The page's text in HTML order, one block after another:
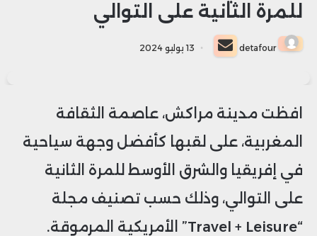
للمرة الثانية على التوالي
detafour
أرسل
بريدا
13 يوليو 2024
افظت مدينة مراكش، عاصمة الثقافة
المغربية، على لقبها كأفضل وجهة سياحية
في إفريقيا والشرق الأوسط للمرة الثانية
على التوالي، وذلك حسب تصنيف مجلة
“Travel + Leisure” الأمريكية المرموقة.